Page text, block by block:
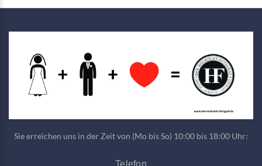
Sie erreichen uns in der Zeit von (Mo bis So) 10:00 bis 18:00 Uhr:
Telefon